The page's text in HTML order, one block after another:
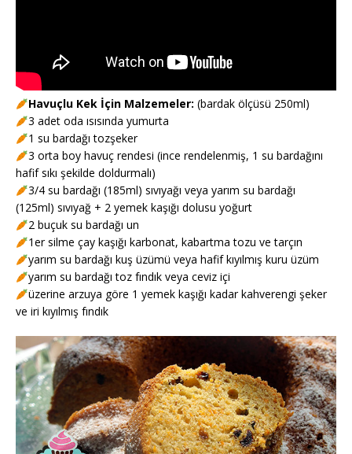
Havuçlu Kek İçin Malzemeler: (bardak ölçüsü 250ml)
3 adet oda ısısında yumurta
1 su bardağı tozşeker
3 orta boy havuç rendesi (ince rendelenmiş, 1 su bardağını
hafif sıkı şekilde doldurmalı)
3/4 su bardağı (185ml) sıvıyağı veya yarım su bardağı
(125ml) sıvıyağ + 2 yemek kaşığı dolusu yoğurt
2 buçuk su bardağı un
1er silme çay kaşığı karbonat, kabartma tozu ve tarçın
yarım su bardağı kuş üzümü veya hafif kıyılmış kuru üzüm
yarım su bardağı toz fındık veya ceviz içi
üzerine arzuya göre 1 yemek kaşığı kadar kahverengi şeker
ve iri kıyılmış fındık